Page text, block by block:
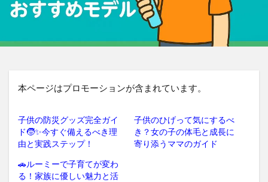
本ページはプロモーションが含まれています。
子供の防災グッズ完全ガイ
ド🧒✨今すぐ備えるべき理
由と実践ステップ！
子供のひげって気にするべ
き？女の子の体毛と成長に
寄り添うママのガイド
🚗ルーミーで子育てが変わ
る！家族に優しい魅力と活